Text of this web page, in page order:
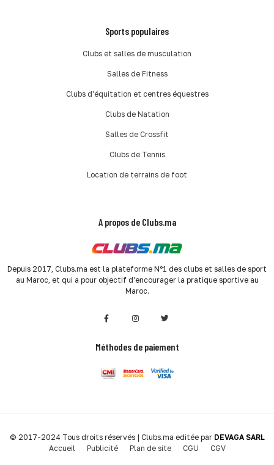
Sports populaires
Clubs et salles de musculation
Salles de Fitness
Clubs d'équitation et centres équestres
Clubs de Natation
Salles de Crossfit
Clubs de Tennis
Location de terrains de foot
A propos de Clubs.ma
Depuis 2017, Clubs.ma est la plateforme N°1 des clubs et salles de sport
au Maroc, et qui a pour objectif d'encourager la pratique sportive au
Maroc.
Méthodes de paiement
© 2017-2024 Tous droits réservés | Clubs.ma editée par DEVAGA SARL
Accueil
Publicité Plan de site CGU CGV